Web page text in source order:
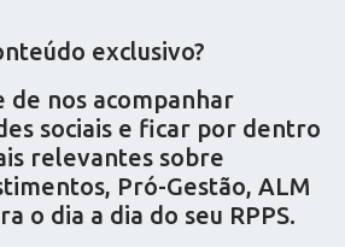
exclusivo?
de nos acompanhar
sociais e ficar por dentro
relevantes sobre
Pró-Gestão, ALM
o dia a dia do seu RPPS.